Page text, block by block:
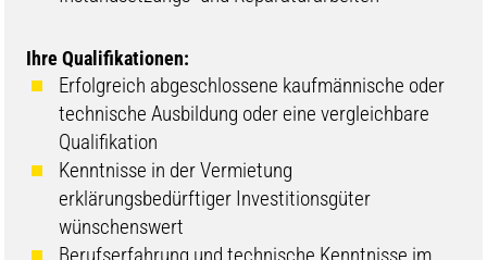
Ihre Qualifikationen:
Erfolgreich abgeschlossene kaufmännische oder
technische Ausbildung oder eine vergleichbare
Qualifikation
Kenntnisse in der Vermietung
erklärungsbedürftiger Investitionsgüter
wünschenswert